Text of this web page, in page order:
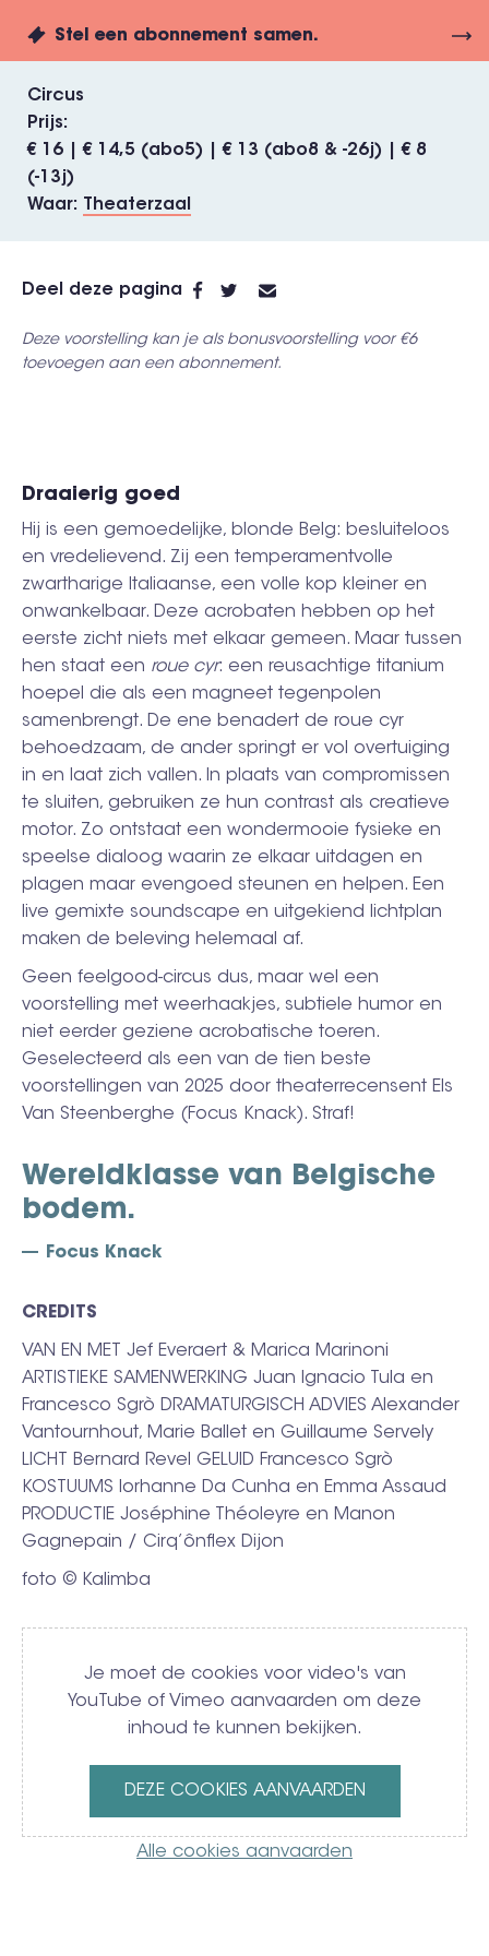
Stel een abonnement samen.
Circus
Prijs
€ 16 | € 14,5 (abo5) | € 13 (abo8 & -26j) | € 8
(-13j)
Waar
Theaterzaal
Deel deze pagina
Deze voorstelling kan je als bonusvoorstelling voor €6
toevoegen aan een abonnement.
Draaierig goed
Hij is een gemoedelijke, blonde Belg: besluiteloos
en vredelievend. Zij een temperamentvolle
zwartharige Italiaanse, een volle kop kleiner en
onwankelbaar. Deze acrobaten hebben op het
eerste zicht niets met elkaar gemeen. Maar tussen
hen staat een roue cyr: een reusachtige titanium
hoepel die als een magneet tegenpolen
samenbrengt. De ene benadert de roue cyr
behoedzaam, de ander springt er vol overtuiging
in en laat zich vallen. In plaats van compromissen
te sluiten, gebruiken ze hun contrast als creatieve
motor. Zo ontstaat een wondermooie fysieke en
speelse dialoog waarin ze elkaar uitdagen en
plagen maar evengoed steunen en helpen. Een
live gemixte soundscape en uitgekiend lichtplan
maken de beleving helemaal af.
Geen feelgood-circus dus, maar wel een
voorstelling met weerhaakjes, subtiele humor en
niet eerder geziene acrobatische toeren.
Geselecteerd als een van de tien beste
voorstellingen van 2025 door theaterrecensent Els
Van Steenberghe (Focus Knack). Straf!
Wereldklasse van Belgische
bodem.
Focus Knack
CREDITS
VAN EN MET Jef Everaert & Marica Marinoni
ARTISTIEKE SAMENWERKING Juan Ignacio Tula en
Francesco Sgrò DRAMATURGISCH ADVIES Alexander
Vantournhout, Marie Ballet en Guillaume Servely
LICHT Bernard Revel GELUID Francesco Sgrò
KOSTUUMS Iorhanne Da Cunha en Emma Assaud
PRODUCTIE Joséphine Théoleyre en Manon
Gagnepain / Cirq’ônflex Dijon
foto © Kalimba
Video
Je moet de cookies voor video's van
YouTube of Vimeo aanvaarden om deze
inhoud te kunnen bekijken.
DEZE COOKIES AANVAARDEN
Alle cookies aanvaarden